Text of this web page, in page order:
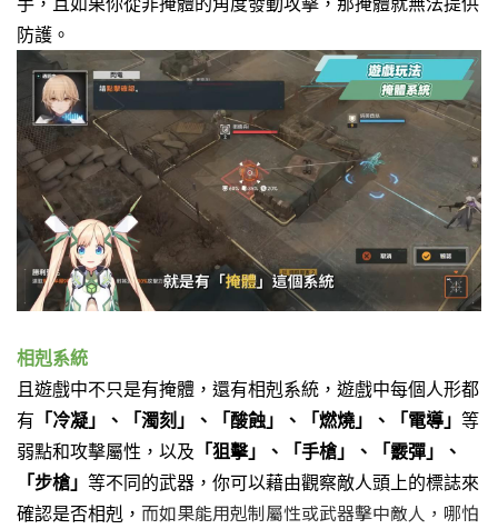
手， 且如果你從非掩體的角度發動攻擊， 那掩體就無法提供
防護。
相剋系統
且遊戲中不只是有掩體，還有相剋系統， 遊戲中每個人形都
有 「冷凝」、「濁刻」、「酸蝕」、「燃燒」、「電導」 等
弱點和攻擊屬性， 以及 「狙擊」、「手槍」、「霰彈」、
「步槍」 等不同的武器， 你可以藉由觀察敵人頭上的標誌來
確認是否相剋， 而如果能用剋制屬性或武器擊中敵人，哪怕